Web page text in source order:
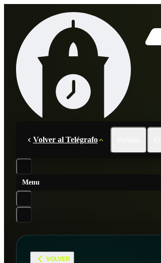
Volver al Telégrafo
Menu
VOLVER